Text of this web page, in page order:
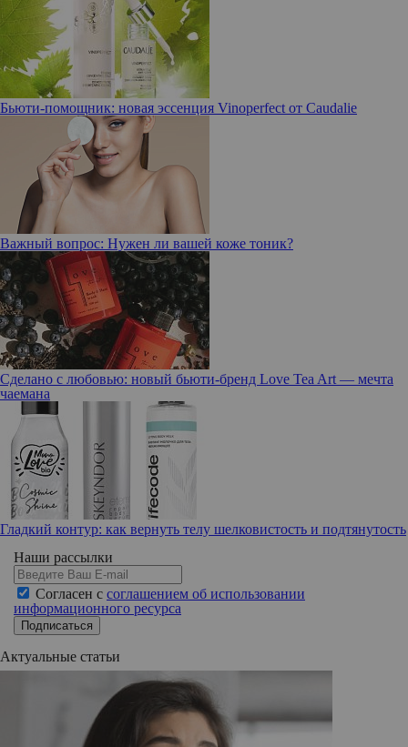
Бьюти-помощник: новая эссенция Vinoperfect от Caudalie
Важный вопрос: Нужен ли вашей коже тоник?
Сделано с любовью: новый бьюти-бренд Love Tea Art — мечта
чаемана
Гладкий контур: как вернуть телу шелковистость и подтянутость
Наши рассылки
Согласен с соглашением об использовании
информационного ресурса
Подписаться
Актуальные статьи